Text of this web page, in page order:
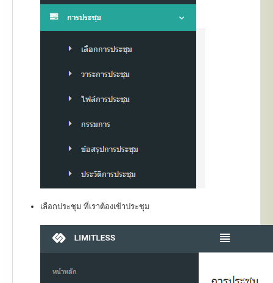
เลือกประชุม ที่เราต้องเข้าประชุม